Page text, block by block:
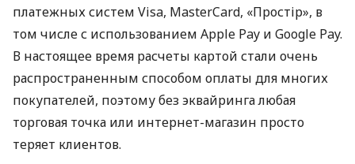
платежных систем Visa, MasterCard, «Простір», в
том числе с использованием Apple Pay и Google Pay.
В настоящее время расчеты картой стали очень
распространенным способом оплаты для многих
покупателей, поэтому без эквайринга любая
торговая точка или интернет-магазин просто
теряет клиентов.